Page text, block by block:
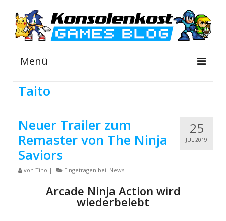
Menü
INFOS
GUIDES
SHOP
Taito
25
JUL 2019
Neuer Trailer zum
Remaster von The Ninja
Saviors
von Tino | Eingetragen bei: News
Arcade Ninja Action wird
wiederbelebt